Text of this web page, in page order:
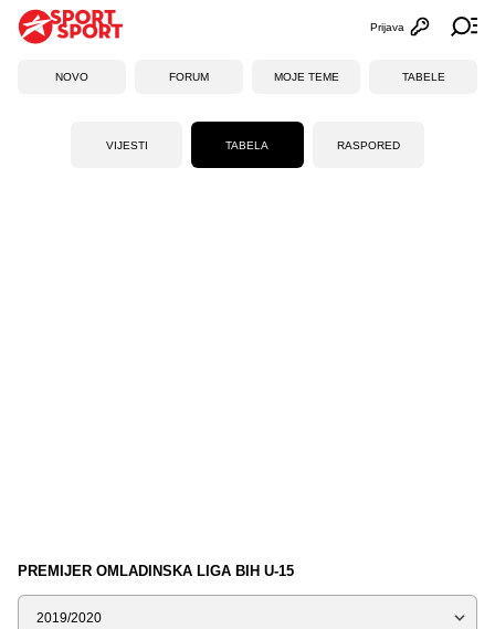
Otvori
Prijava
NOVO FORUM MOJE TEME TABELE
VIJESTI TABELA RASPORED
PREMIJER OMLADINSKA LIGA BIH U-15
Sezona